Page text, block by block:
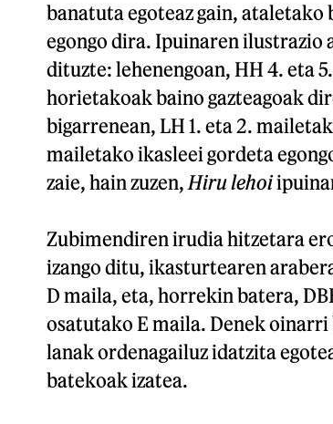
banatuta egoteaz gain,
egongo dira. Ipuinaren ilustrazio
dituzte: lehenengoan, HH 4. eta
horietakoak baino gazteagoak
bigarrenean, LH 1. eta 2.
mailetako ikasleei gordeta
zaie, hain zuzen, Hiru lehoi
Zubimendiren irudia hitzetara
izango ditu, ikasturtearen
D maila, eta, horrekin batera,
osatutako E maila. Denek
lanak ordenagailuz idatzita
batekoak izatea.